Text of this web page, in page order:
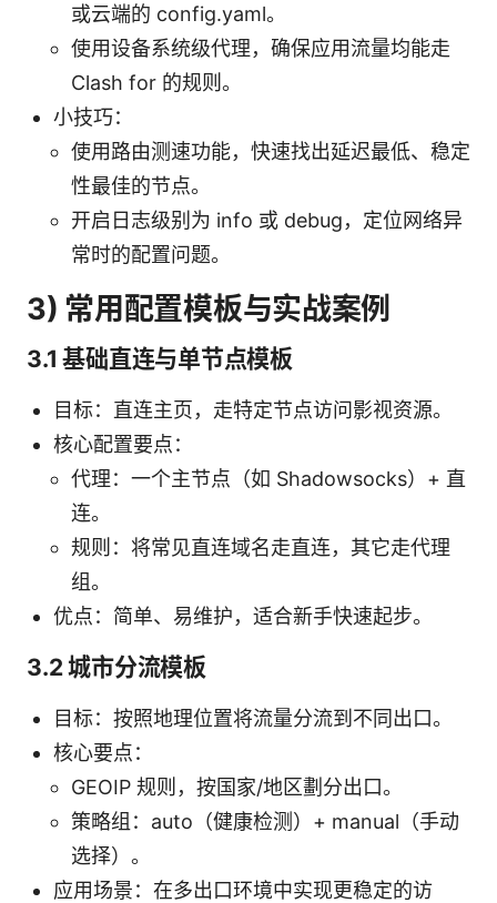
或云端的 config.yaml。
使用设备系统级代理，确保应用流量均能走
Clash for 的规则。
小技巧：
使用路由测速功能，快速找出延迟最低、稳定
性最佳的节点。
开启日志级别为 info 或 debug，定位网络异
常时的配置问题。
3) 常用配置模板与实战案例
3.1 基础直连与单节点模板
目标：直连主页，走特定节点访问影视资源。
核心配置要点：
代理：一个主节点（如 Shadowsocks）+ 直
连。
规则：将常见直连域名走直连，其它走代理
组。
优点：简单、易维护，适合新手快速起步。
3.2 城市分流模板
目标：按照地理位置将流量分流到不同出口。
核心要点：
GEOIP 规则，按国家/地区劃分出口。
策略组：auto（健康检测）+ manual（手动
选择）。
应用场景：在多出口环境中实现更稳定的访